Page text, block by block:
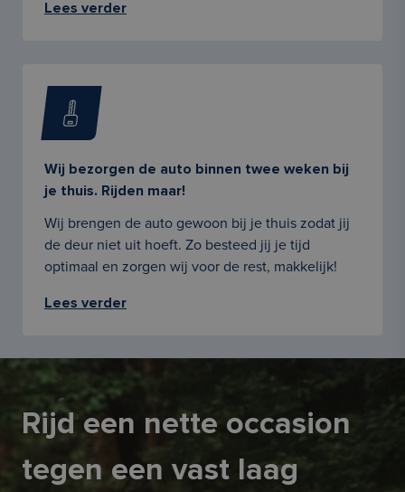
Lees verder
Wij bezorgen de auto binnen twee weken bij
je thuis. Rijden maar!
Wij brengen de auto gewoon bij je thuis zodat jij
de deur niet uit hoeft. Zo besteed jij je tijd
optimaal en zorgen wij voor de rest, makkelijk!
Lees verder
Rijd een nette occasion
tegen een vast laag